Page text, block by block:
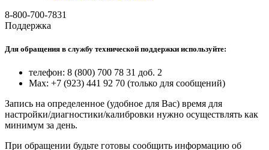
8-800-700-7831
Поддержка
Для обращения в службу технической поддержки используйте:
телефон: 8 (800) 700 78 31 доб. 2
Max: +7 (923) 441 92 70 (только для сообщений)
Запись на определенное (удобное для Вас) время для
настройки/диагностики/калибровки нужно осуществлять как
минимум за день.
При обращении будьте готовы сообщить информацию об